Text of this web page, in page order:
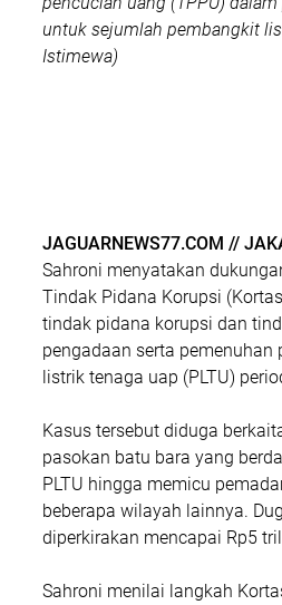
untuk sejumlah pembangkit
Istimewa)
JAGUARNEWS77.COM //
Sahroni menyatakan
Tindak Pidana Korupsi
tindak pidana korupsi dan
pengadaan serta
listrik tenaga uap (PLTU)
Kasus tersebut diduga
pasokan batu bara yang
PLTU hingga memicu
beberapa wilayah lainnya.
diperkirakan mencapai Rp5
Sahroni menilai langkah